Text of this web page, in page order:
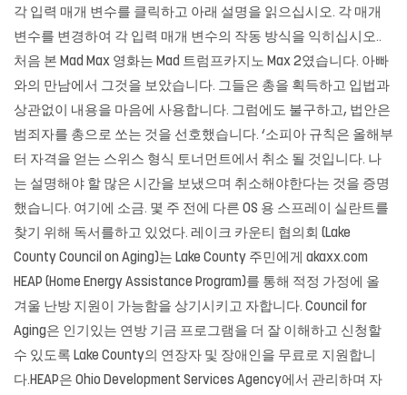
각 입력 매개 변수를 클릭하고 아래 설명을 읽으십시오. 각 매개
변수를 변경하여 각 입력 매개 변수의 작동 방식을 익히십시오..
처음 본 Mad Max 영화는 Mad 트럼프카지노 Max 2였습니다. 아빠
와의 만남에서 그것을 보았습니다. 그들은 총을 획득하고 입법과
상관없이 내용을 마음에 사용합니다. 그럼에도 불구하고, 법안은
범죄자를 총으로 쏘는 것을 선호했습니다. ‘소피아 규칙은 올해부
터 자격을 얻는 스위스 형식 토너먼트에서 취소 될 것입니다. 나
는 설명해야 할 많은 시간을 보냈으며 취소해야한다는 것을 증명
했습니다. 여기에 소금. 몇 주 전에 다른 OS 용 스프레이 실란트를
찾기 위해 독서를하고 있었다. 레이크 카운티 협의회 (Lake
County Council on Aging)는 Lake County 주민에게 akaxx.com
HEAP (Home Energy Assistance Program)를 통해 적정 가정에 올
겨울 난방 지원이 가능함을 상기시키고 자합니다. Council for
Aging은 인기있는 연방 기금 프로그램을 더 잘 이해하고 신청할
수 있도록 Lake County의 연장자 및 장애인을 무료로 지원합니
다.HEAP은 Ohio Development Services Agency에서 관리하며 자